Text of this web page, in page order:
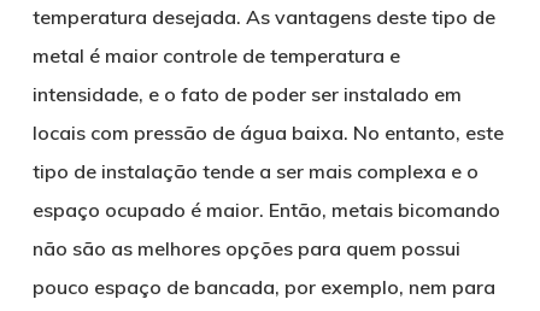
temperatura desejada. As vantagens deste tipo de
metal é maior controle de temperatura e
intensidade, e o fato de poder ser instalado em
locais com pressão de água baixa. No entanto, este
tipo de instalação tende a ser mais complexa e o
espaço ocupado é maior. Então, metais bicomando
não são as melhores opções para quem possui
pouco espaço de bancada, por exemplo, nem para